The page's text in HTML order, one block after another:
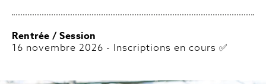
Rentrée / Session
16 novembre 2026 - Inscriptions en cours ✅